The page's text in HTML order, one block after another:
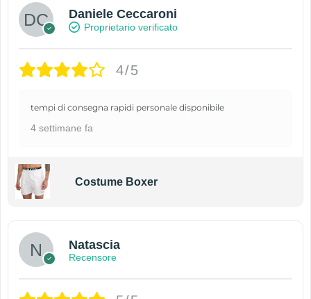
Daniele Ceccaroni
Proprietario verificato
4/5
tempi di consegna rapidi personale disponibile
4 settimane fa
Costume Boxer
Natascia
Recensore